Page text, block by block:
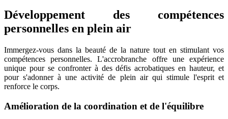
Développement des compétences
personnelles en plein air
Immergez-vous dans la beauté de la nature tout en stimulant vos
compétences personnelles. L'accrobranche offre une expérience
unique pour se confronter à des défis acrobatiques en hauteur, et
pour s'adonner à une activité de plein air qui stimule l'esprit et
renforce le corps.
Amélioration de la coordination et de l'équilibre